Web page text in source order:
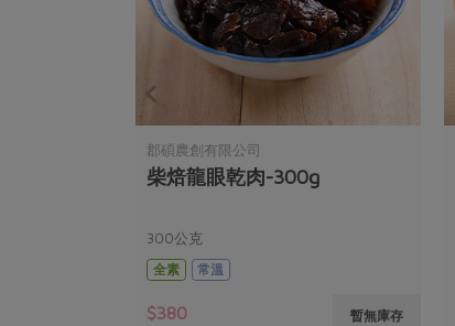
郡碩農創有限公司
柴焙龍眼乾肉-300g
300公克
全素
常溫
$380 暫無庫存